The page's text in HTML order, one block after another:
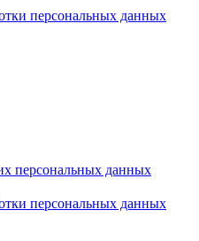
персональных данных
персональных данных
персональных данных